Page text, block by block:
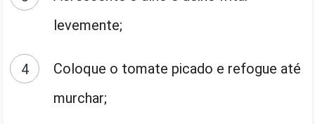
levemente;
Coloque o tomate picado e refogue até
murchar;